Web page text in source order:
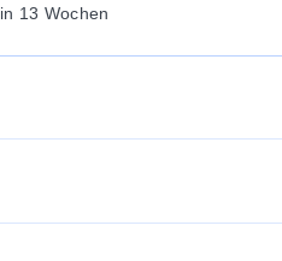
in 13 Wochen